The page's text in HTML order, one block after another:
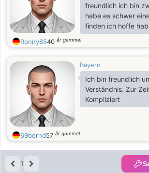
freundlich ich bin
habe es schwer
finden ich hoffe
Ronny8540 år gammel
Bayern
Ich bin freundlich
Verständnis. Zur
Kompliziert
69bernd57 år gammel
1